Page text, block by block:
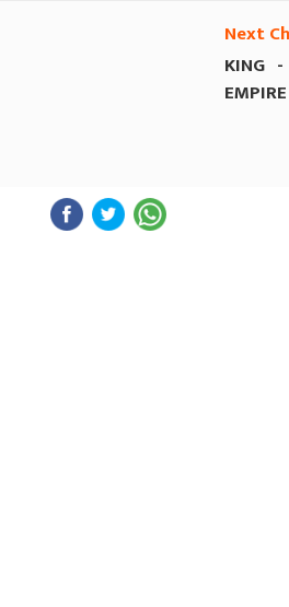
Next
KING